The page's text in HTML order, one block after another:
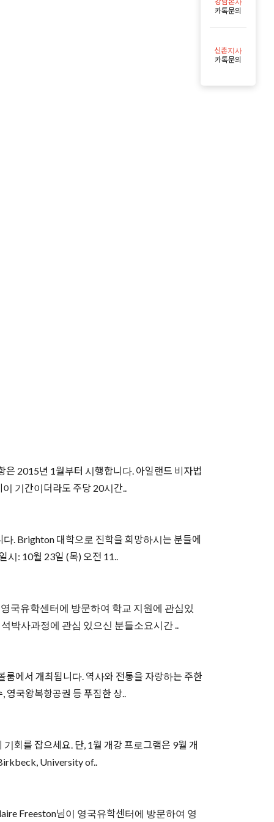
카톡문의
신촌지사
카톡문의
2015년 1월부터 시행합니다. 아일랜드 비자법
기간이더라도 주당 20시간..
. Brighton 대학으로 진학을 희망하시는 분들에
시: 10월 23일 (목) 오전 11..
국유학센터에 방문하여 학교 지원에 관심있
박사과정에 관심 있으신 분들소요시간 ..
에서 개최됩니다. 역사와 전통을 자랑하는 주한
영국왕복항공권 등 푸짐한 상..
회를 잡으세요. 단, 1월 개강 프로그램은 9월 개
University of..
Freeston님이 영국유학센터에 방문하여 영